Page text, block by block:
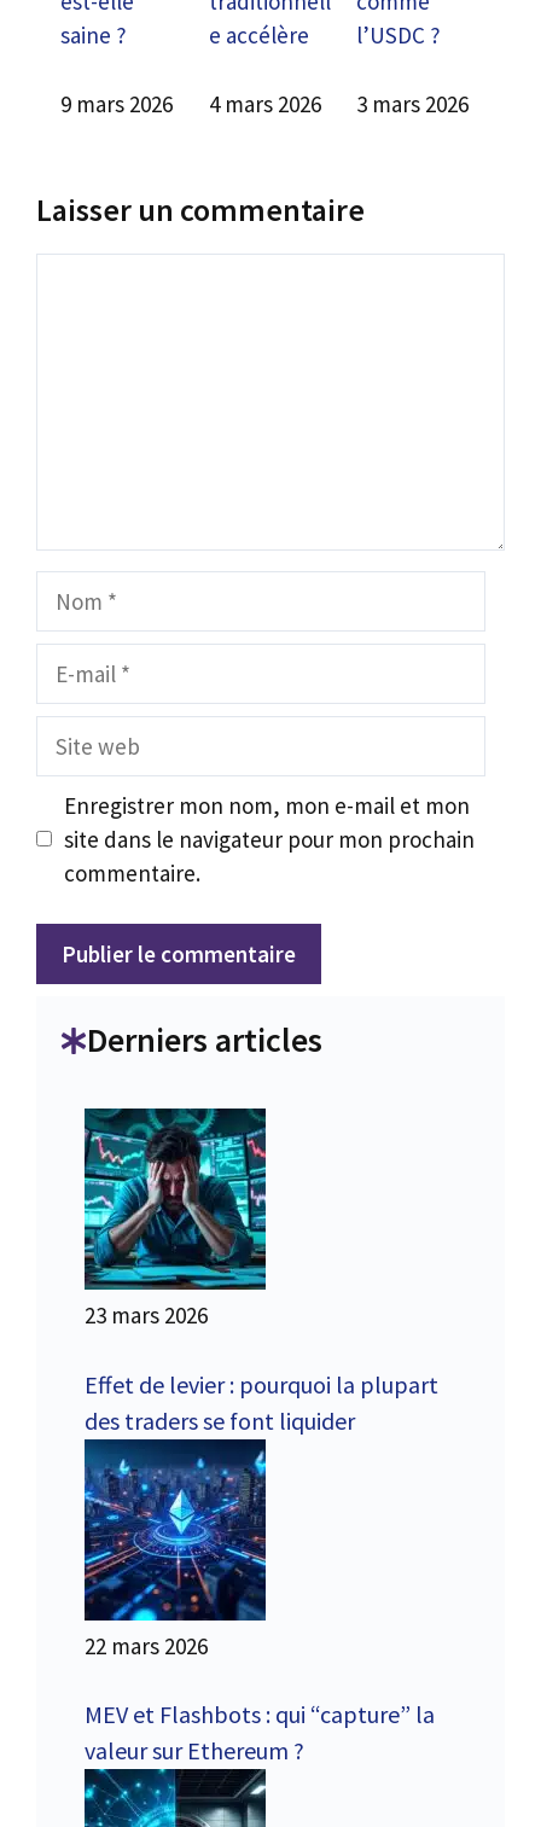
saine ?
9 mars 2026
e accélère
4 mars 2026
l’USDC ?
3 mars 2026
Laisser un commentaire
Site
Enregistrer mon nom, mon e-mail et mon
site dans le navigateur pour mon prochain
commentaire.
Derniers articles
23 mars 2026
Effet de levier : pourquoi la plupart
des traders se font liquider
22 mars 2026
MEV et Flashbots : qui “capture” la
valeur sur Ethereum ?